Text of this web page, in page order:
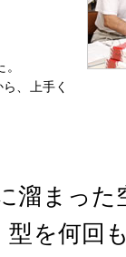
、上手く
溜まっ
を何回